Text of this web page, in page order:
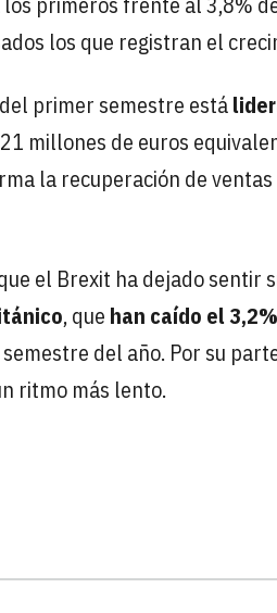
los que registran el
del primer semestre está
millones de euros
la recuperación de
el Brexit ha dejado sentir
, que han caído el
del año. Por su
ritmo más lento.